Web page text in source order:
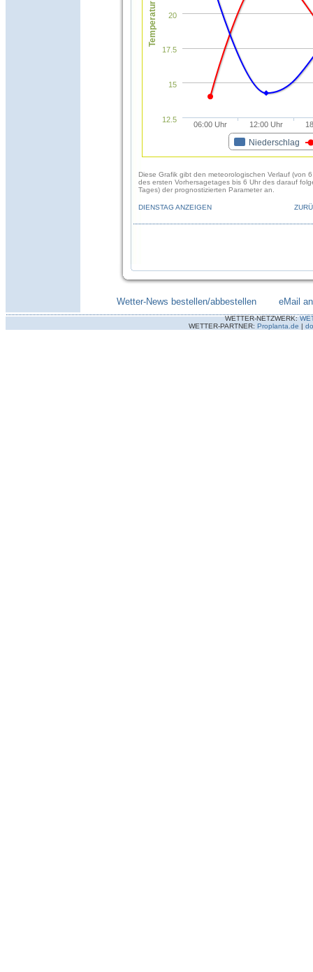
Niederschlag
06:00 Uhr 12:00 Uhr
20
12.5
15
17.5
Diese Grafik gibt den meteorologischen Verlauf (von
des ersten Vorhersagetages bis 6 Uhr des darauf
Tages) der prognostizierten Parameter an.
DIENSTAG ANZEIGEN
Wetter-News bestellen/abbestellen eMail
WETTER-NETZWERK:
WETTER-PARTNER: Proplanta.de |